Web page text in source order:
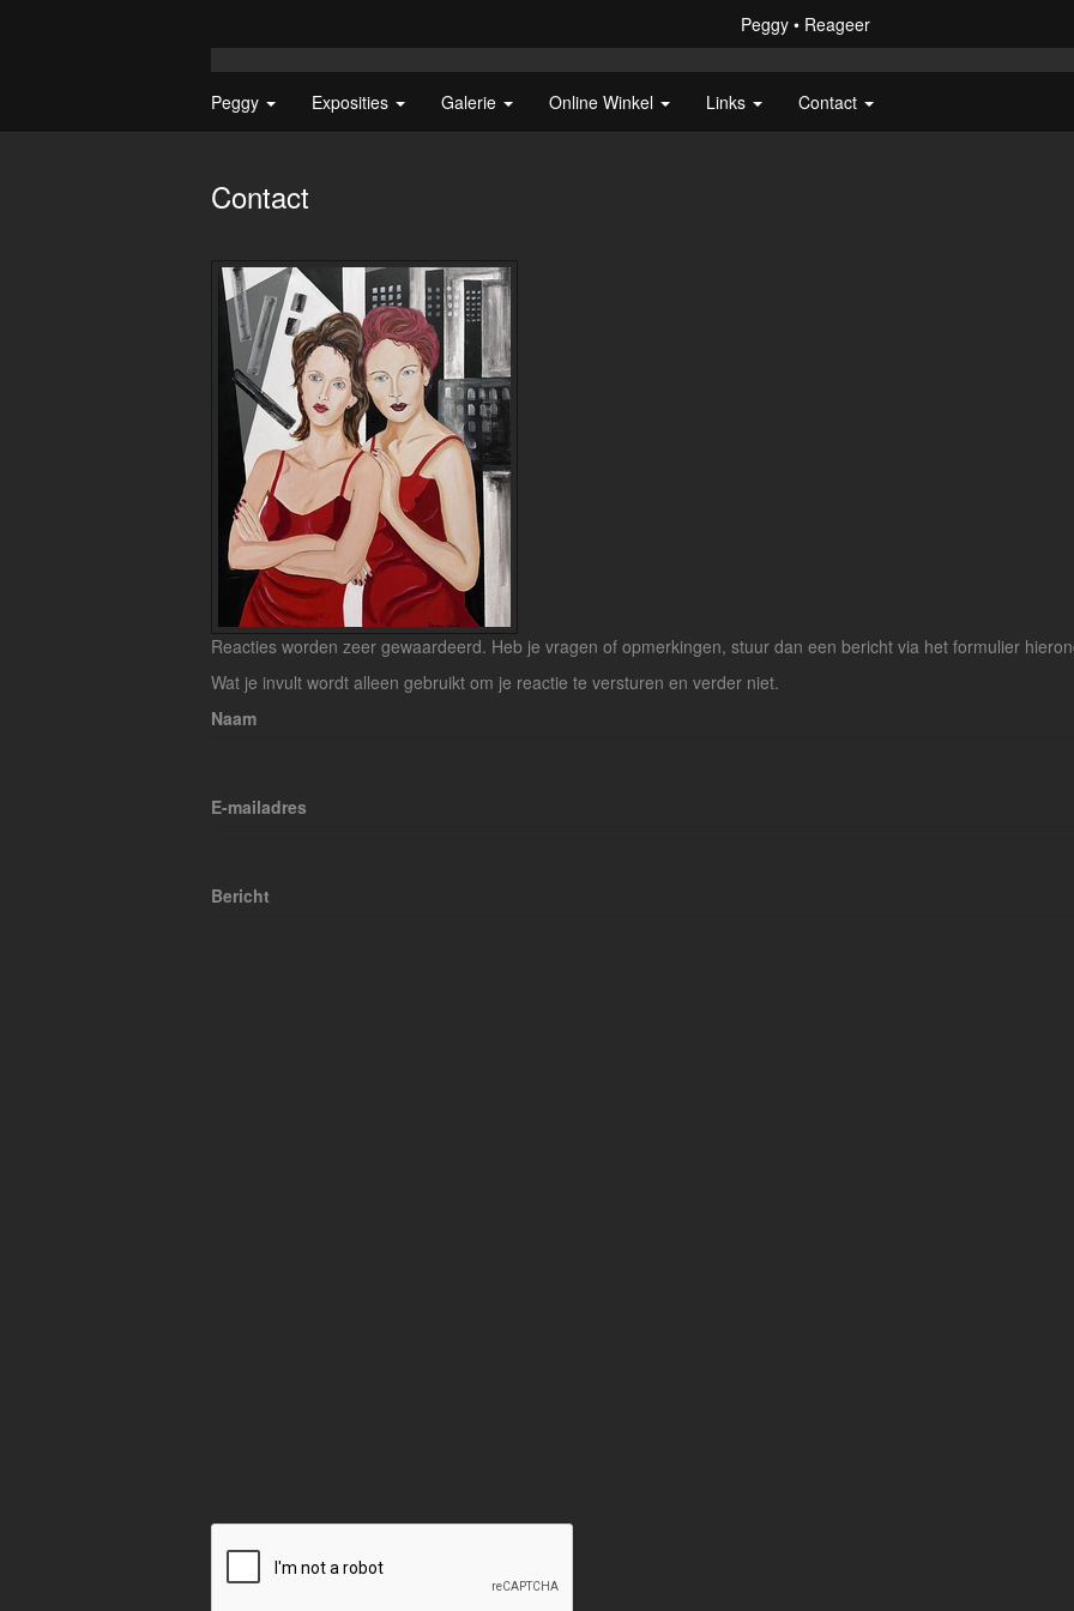
Peggy Reageer
Peggy Exposities Galerie Online Winkel Links Contact
Contact
Reacties worden zeer gewaardeerd. Heb je vragen of opmerkingen, stuur dan een bericht via het formulier
Wat je invult wordt alleen gebruikt om je reactie te versturen en verder niet.
Naam
E-mailadres
Bericht